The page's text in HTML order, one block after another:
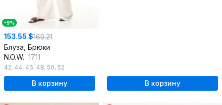
-9%
153.55 $169.21
Блуза, Брюки
N.O.W. 1711
42, 44, 46, 48, 50, 52
В корзину В корзину